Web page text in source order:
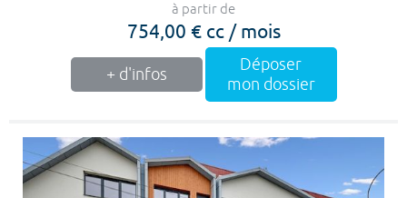
à partir de
754,00 € cc / mois
+ d'infos
Déposer
mon dossier